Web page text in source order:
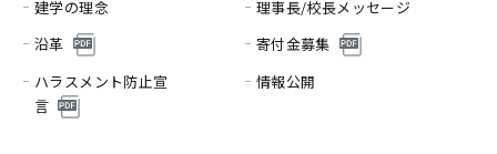
建学の理念
理事長/校長メッセージ
沿革
寄付金募集
ハラスメント防止宣
言
情報公開